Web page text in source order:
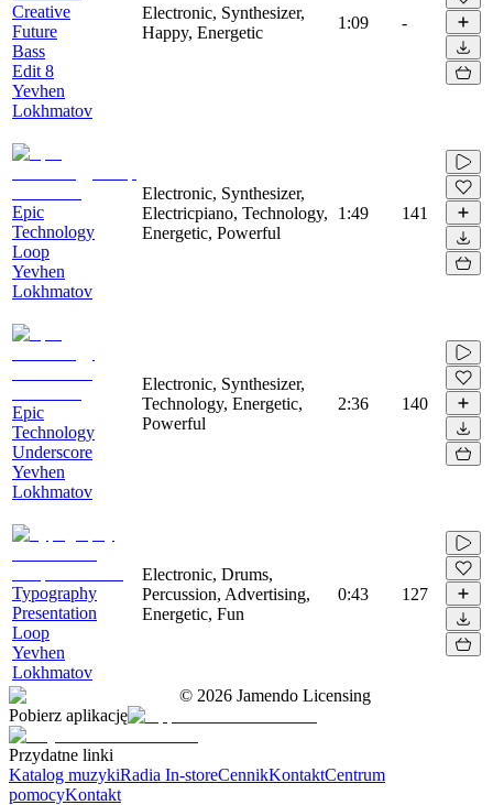
Creative
Future
Bass
Edit 8
Yevhen
Lokhmatov
Electronic, Synthesizer,
Happy, Energetic
1:09 -
Epic
Technology
Loop
Yevhen
Lokhmatov
Electronic, Synthesizer,
Electricpiano, Technology,
Energetic, Powerful
1:49 141
Epic
Technology
Underscore
Yevhen
Lokhmatov
Electronic, Synthesizer,
Technology, Energetic,
Powerful
2:36 140
Typography
Presentation
Loop
Yevhen
Lokhmatov
Electronic, Drums,
Percussion, Advertising,
Energetic, Fun
0:43 127
© 2026 Jamendo Licensing
Pobierz aplikację
Przydatne linki
Katalog muzykiRadia In-storeCennikKontaktCentrum
pomocyKontakt